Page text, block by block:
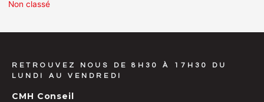
Non classé
RETROUVEZ NOUS DE 8H30 À 17H30 DU
LUNDI AU VENDREDI
CMH Conseil